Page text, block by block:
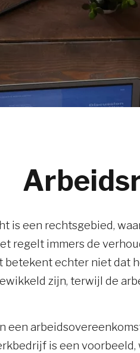
is een rechtsgebied,
regelt immers de
betekent echter niet dat
zijn, terwijl de
een
is een